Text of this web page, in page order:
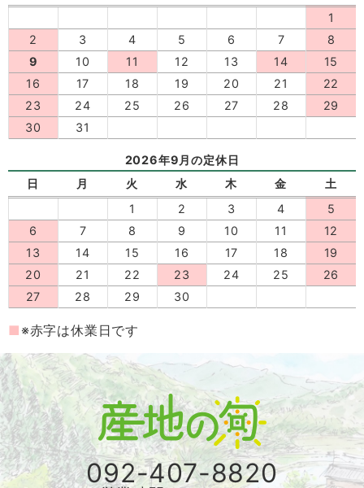
1
2
3 4 5 6 7
8
9
10 11 12 13 14
15
16
17 18 19 20 21
22
23
24 25 26 27 28
29
30
31
2026年9月の定休日
日
月 火 水 木 金
土
1
2 3 4
5
6
7 8 9 10 11
12
13
14 15 16 17 18
19
20
21 22 23 24 25
26
27
28 29 30
※赤字は休業日です
092-407-8820